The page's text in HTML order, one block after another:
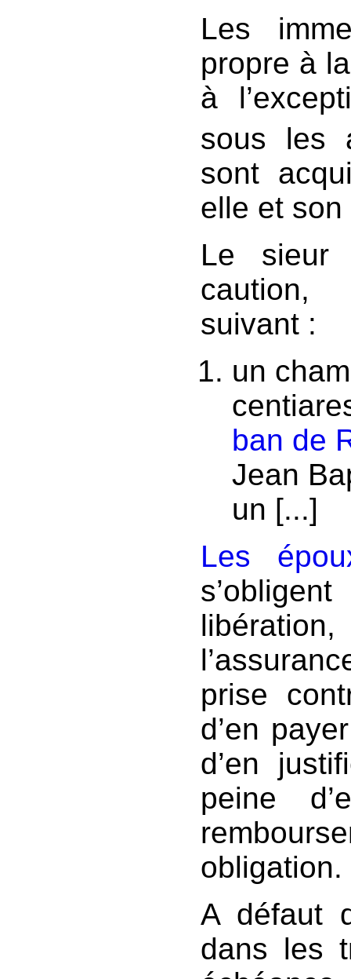
Les
propre à
à
sous les
sont
elle et son
Le
caution,
suivant :
un
ban de
Jean
un [...]
Les
prise
d’en
d’en
peine
obligation.
A défaut
dans les